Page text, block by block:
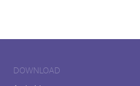
DOWNLOAD